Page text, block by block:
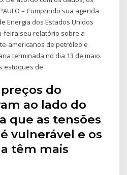
– Cumprindo sua agenda
Energia dos Estados Unidos
feira seu relatório sobre a
americanos de petróleo e
terminada no dia 13 de maio.
estoques de
preços do
ao lado do
que as tensões
vulnerável e os
têm mais